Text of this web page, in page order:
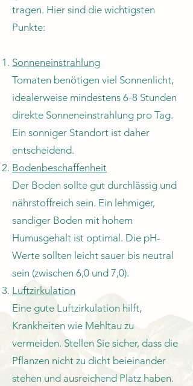
tragen. Hier sind die wichtigsten
Punkte:
Sonneneinstrahlung
Tomaten benötigen viel Sonnenlicht,
idealerweise mindestens 6-8 Stunden
direkte Sonneneinstrahlung pro Tag.
Ein sonniger Standort ist daher
entscheidend.
Bodenbeschaffenheit
Der Boden sollte gut durchlässig und
nährstoffreich sein. Ein lehmiger,
sandiger Boden mit hohem
Humusgehalt ist optimal. Die pH-
Werte sollten leicht sauer bis neutral
sein (zwischen 6,0 und 7,0).
Luftzirkulation
Eine gute Luftzirkulation hilft,
Krankheiten wie Mehltau zu
vermeiden. Stellen Sie sicher, dass die
Pflanzen nicht zu dicht beieinander
stehen und ausreichend Platz haben.